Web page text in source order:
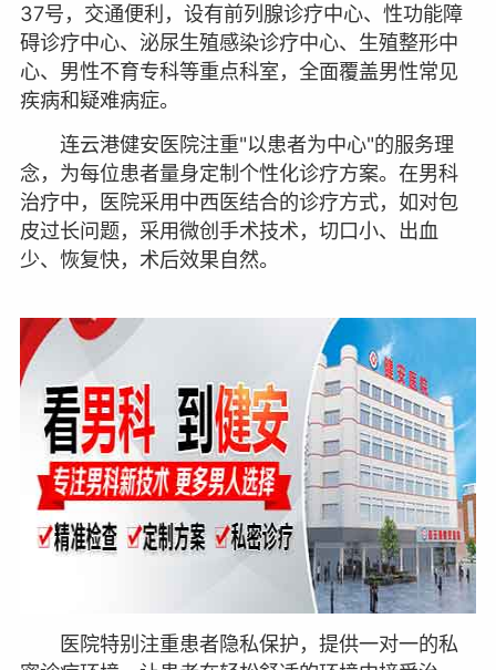
37号，交通便利，设有前列腺诊疗中心、性功能障
碍诊疗中心、泌尿生殖感染诊疗中心、生殖整形中
心、男性不育专科等重点科室，全面覆盖男性常见
疾病和疑难病症。
连云港健安医院注重"以患者为中心"的服务理
念，为每位患者量身定制个性化诊疗方案。在男科
治疗中，医院采用中西医结合的诊疗方式，如对包
皮过长问题，采用微创手术技术，切口小、出血
少、恢复快，术后效果自然。
医院特别注重患者隐私保护，提供一对一的私